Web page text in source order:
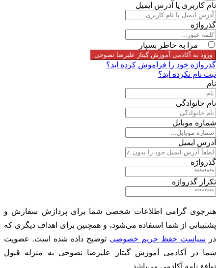
نام کاربری یا آدرس ایمیل
گذرواژه
مرا به خاطر بسپار
ورود به آکادمی آموزش گیتار علیرضا نصوحی
گذرواژه خود را فراموش کرده اید؟
ثبت نام نکرده اید؟
نام
نام خانوادگی
شماره موبایل
آدرس ایمیل
گذرواژه
تکرار گذرواژه
هنرجوی گرامی اطلاعات شخصی شما برای پردازش سفارش و
پشتیبانی از شما استفاده می‌شود، و همچنین برای اهداف دیگری که
در سیاست حفظ حریم خصوصی توضیح داده شده است. عضویت
شما در آکادمی آموزش گیتار علیرضا نصوحی به منزله قبول
توافق‌نامه آکادمی می‌باشد.